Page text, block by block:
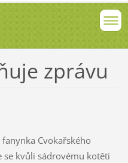
zprávu
Cvokařského
se kvůli sádrovému kotěti